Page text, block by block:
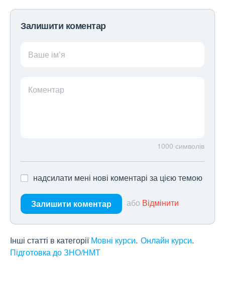
Залишити коментар
Ваше ім’я
Коментар
1000 символів
надсилати мені нові коментарі за цією темою
Залишити коментар або Відмінити
Інші статті в категорії Мовні курси Онлайн курси
Підготовка до ЗНО/НМТ